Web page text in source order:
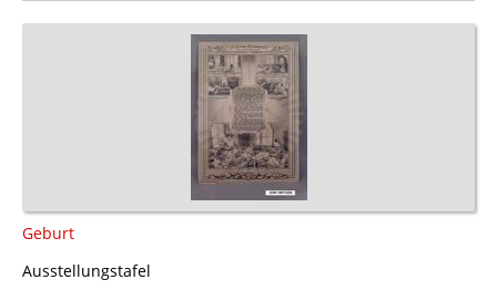
Geburt
Ausstellungstafel